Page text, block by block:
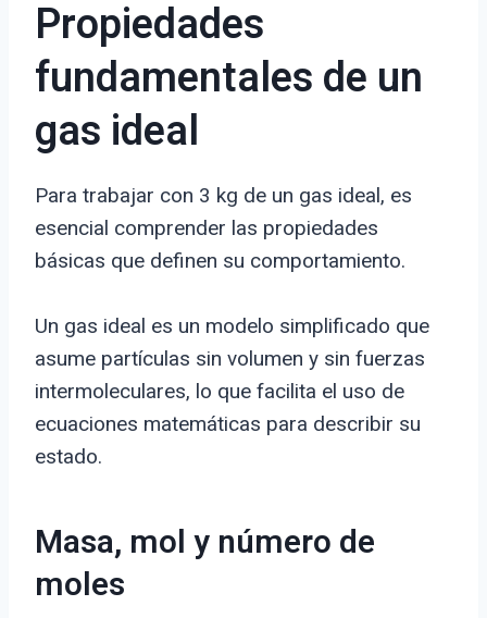
Propiedades
fundamentales de un
gas ideal
Para trabajar con 3 kg de un gas ideal, es
esencial comprender las propiedades
básicas que definen su comportamiento.
Un gas ideal es un modelo simplificado que
asume partículas sin volumen y sin fuerzas
intermoleculares, lo que facilita el uso de
ecuaciones matemáticas para describir su
estado.
Masa, mol y número de
moles